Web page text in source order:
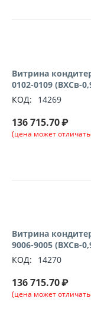
Витрина
0102-0109 (ВХСв-
КОД:
14269
136 715.70₽
(цена может
Витрина
9006-9005 (ВХСв-
КОД:
14270
136 715.70₽
(цена может